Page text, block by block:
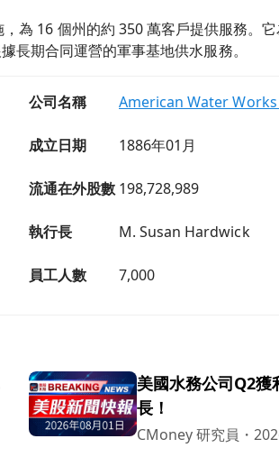
16 個州的約 350 萬客戶提供服務。
長期合同運營的軍事基地供水服務。
公司名稱 American Water
成立日期 1886年01月
流通在外股數 198,728,989
執行長 M. Susan Hardwick
員工人數 7,000
美國水務公司Q2
長！
CMoney 研究員 ・